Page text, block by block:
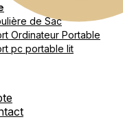
de Sac
Ordinateur Portable
pc portable lit